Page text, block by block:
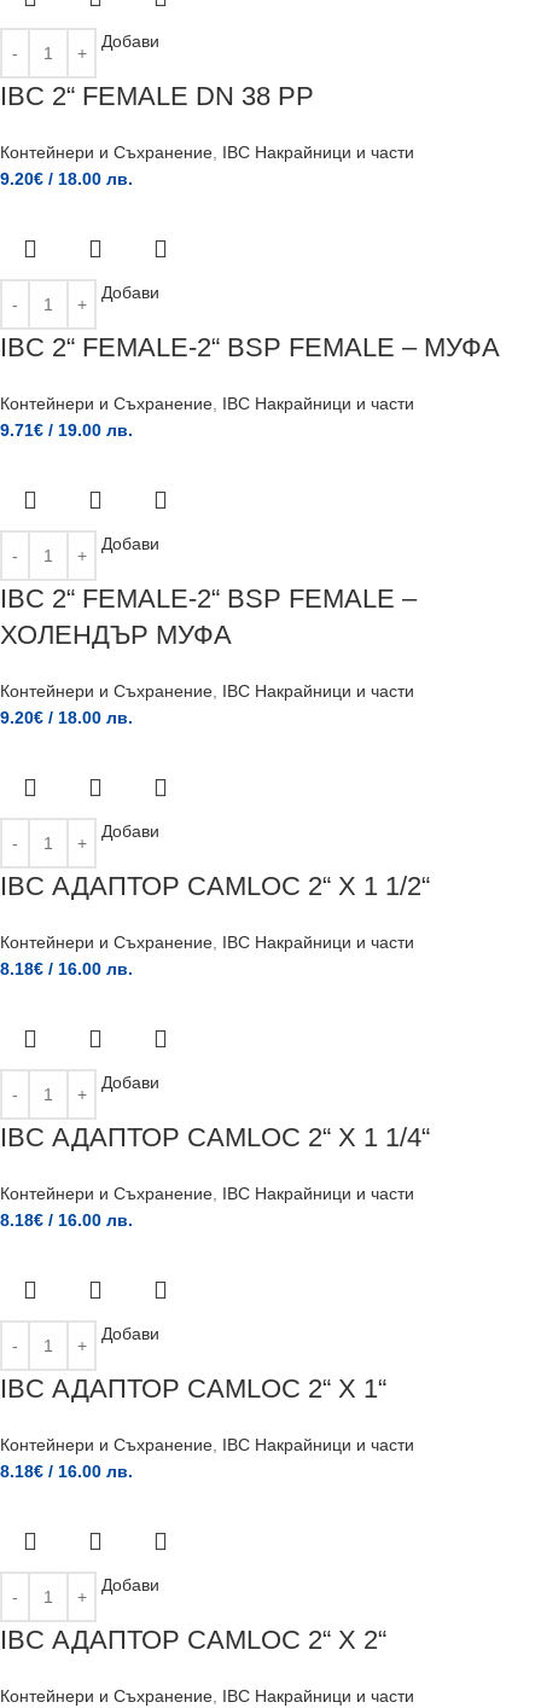
Добави
IBC 2“ FEMALE DN 38 PP
Контейнери и Съхранение, IBC Накрайници и части
9.20€ / 18.00 лв.
Добави
IBC 2“ FEMALE-2“ BSP FEMALE – МУФА
Контейнери и Съхранение, IBC Накрайници и части
9.71€ / 19.00 лв.
Добави
IBC 2“ FEMALE-2“ BSP FEMALE –
ХОЛЕНДЪР МУФА
Контейнери и Съхранение, IBC Накрайници и части
9.20€ / 18.00 лв.
Добави
IBC АДАПТОР CAMLOC 2“ X 1 1/2“
Контейнери и Съхранение, IBC Накрайници и части
8.18€ / 16.00 лв.
Добави
IBC АДАПТОР CAMLOC 2“ X 1 1/4“
Контейнери и Съхранение, IBC Накрайници и части
8.18€ / 16.00 лв.
Добави
IBC АДАПТОР CAMLOC 2“ X 1“
Контейнери и Съхранение, IBC Накрайници и части
8.18€ / 16.00 лв.
Добави
IBC АДАПТОР CAMLOC 2“ X 2“
Контейнери и Съхранение, IBC Накрайници и части